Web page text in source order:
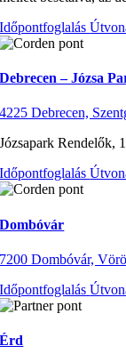
Időpontfoglalás
Debrecen – Józsa
4225 Debrecen,
Józsapark Rendelők,
Időpontfoglalás
Dombóvár
7200 Dombóvár,
Időpontfoglalás
Érd